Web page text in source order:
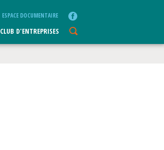
CLUB D'ENTREPRISES
ESPACE DOCUMENTAIRE